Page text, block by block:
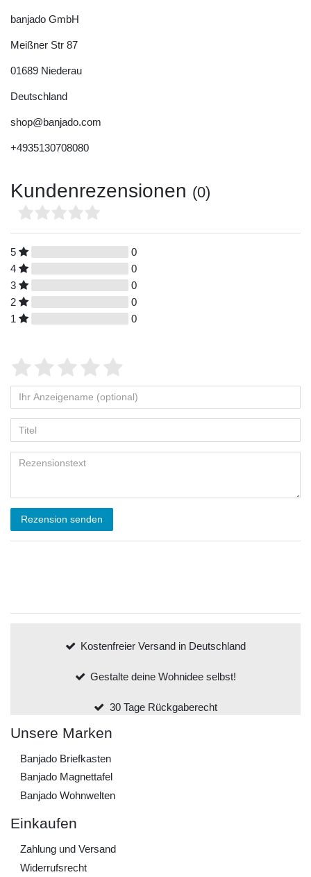
banjado GmbH
Meißner Str 87
01689 Niederau
Deutschland
shop@banjado.com
+4935130708080
Kundenrezensionen (0)
5
0
4
0
3
0
2
0
1
0
Rezension senden
Kostenfreier Versand in Deutschland
Gestalte deine Wohnidee selbst!
30 Tage Rückgaberecht
Unsere Marken
Banjado Briefkasten
Banjado Magnettafel
Banjado Wohnwelten
Einkaufen
Zahlung und Versand
Widerrufs­recht